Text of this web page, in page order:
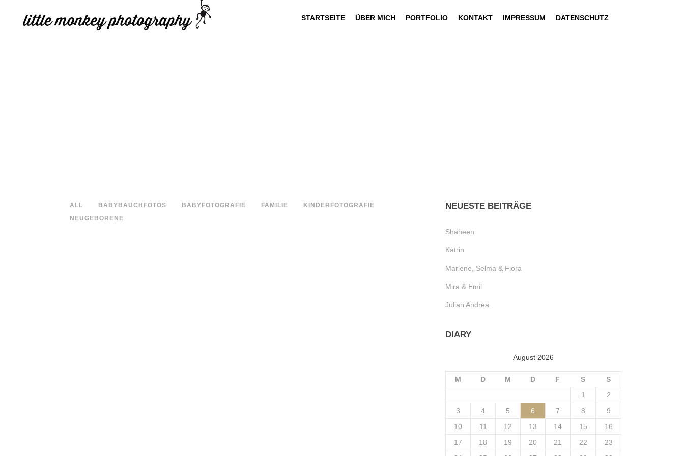
STARTSEITE ÜBER MICH PORTFOLIO KONTAKT IMPRESSUM DATENSCHUTZ
ALL BABYBAUCHFOTOS BABYFOTOGRAFIE FAMILIE
KINDERFOTOGRAFIE
NEUGEBORENE
NEUESTE BEITRÄGE
Shaheen
Katrin
Marlene, Selma & Flora
Mira & Emil
Julian Andrea
DIARY
August 2026
M D M D F S
S
1
2
3
4 5 6 7 8
9
10
11 12 13 14 15
16
17
18 19 20 21 22
23